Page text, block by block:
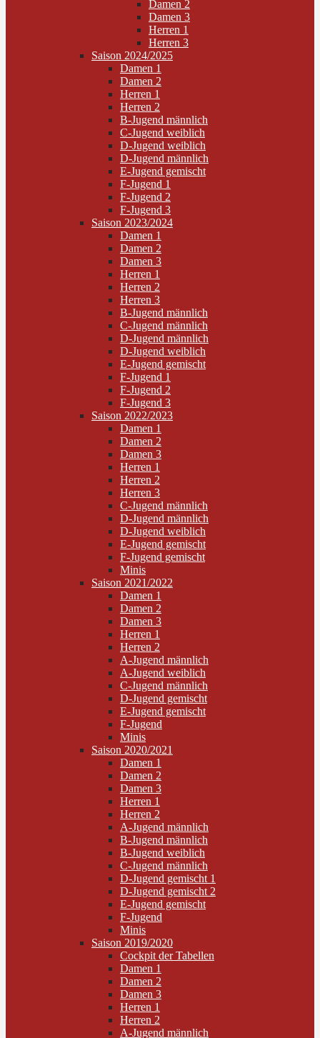
Damen 2
Damen 3
Herren 1
Herren 3
Saison 2024/2025
Damen 1
Damen 2
Herren 1
Herren 2
B-Jugend männlich
C-Jugend weiblich
D-Jugend weiblich
D-Jugend männlich
E-Jugend gemischt
F-Jugend 1
F-Jugend 2
F-Jugend 3
Saison 2023/2024
Damen 1
Damen 2
Damen 3
Herren 1
Herren 2
Herren 3
B-Jugend männlich
C-Jugend männlich
D-Jugend männlich
D-Jugend weiblich
E-Jugend gemischt
F-Jugend 1
F-Jugend 2
F-Jugend 3
Saison 2022/2023
Damen 1
Damen 2
Damen 3
Herren 1
Herren 2
Herren 3
C-Jugend männlich
D-Jugend männlich
D-Jugend weiblich
E-Jugend gemischt
F-Jugend gemischt
Minis
Saison 2021/2022
Damen 1
Damen 2
Damen 3
Herren 1
Herren 2
A-Jugend männlich
A-Jugend weiblich
C-Jugend männlich
D-Jugend gemischt
E-Jugend gemischt
F-Jugend
Minis
Saison 2020/2021
Damen 1
Damen 2
Damen 3
Herren 1
Herren 2
A-Jugend männlich
B-Jugend männlich
B-Jugend weiblich
C-Jugend männlich
D-Jugend gemischt 1
D-Jugend gemischt 2
E-Jugend gemischt
F-Jugend
Minis
Saison 2019/2020
Cockpit der Tabellen
Damen 1
Damen 2
Damen 3
Herren 1
Herren 2
A-Jugend männlich